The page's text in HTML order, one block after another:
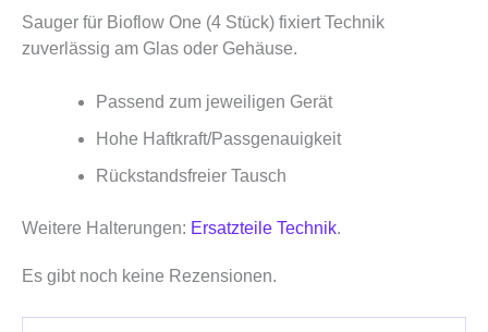
Sauger für Bioflow One (4 Stück) fixiert Technik
zuverlässig am Glas oder Gehäuse.
Passend zum jeweiligen Gerät
Hohe Haftkraft/Passgenauigkeit
Rückstandsfreier Tausch
Weitere Halterungen: Ersatzteile Technik.
Es gibt noch keine Rezensionen.